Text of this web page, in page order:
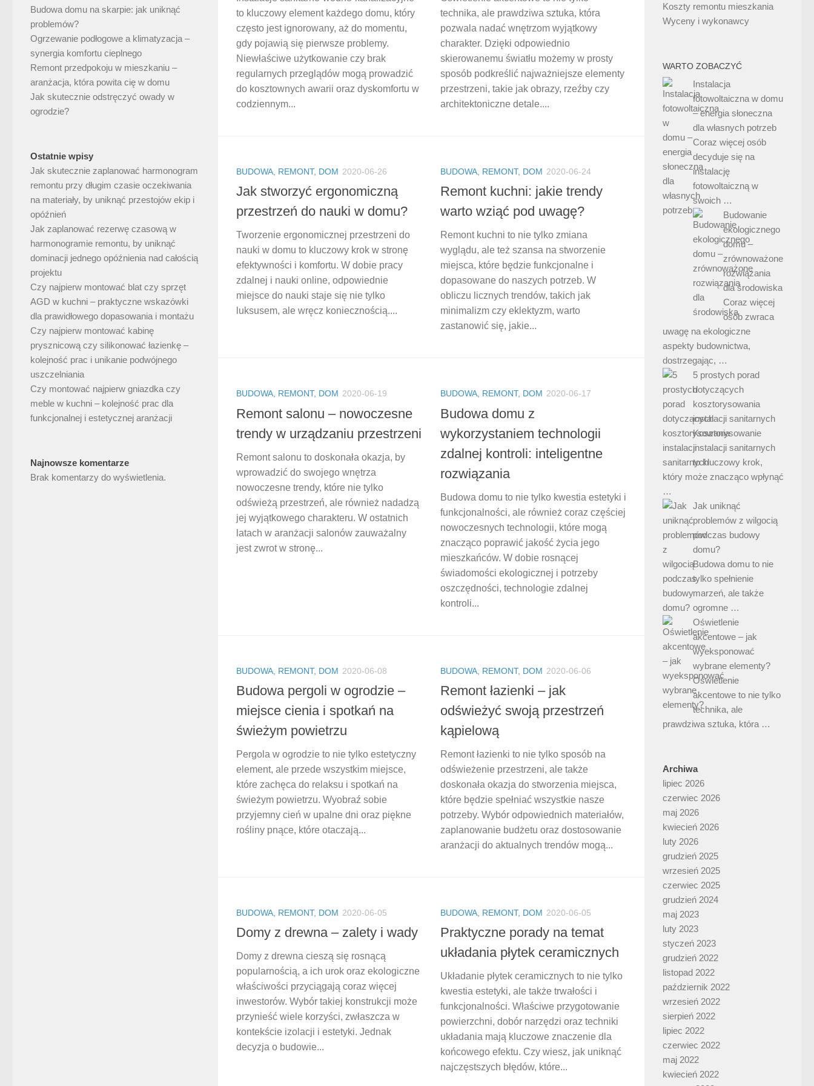
to kluczowy element każdego domu, który
często jest ignorowany, aż do momentu,
gdy pojawią się pierwsze problemy.
Niewłaściwe użytkowanie czy brak
regularnych przeglądów mogą prowadzić
do kosztownych awarii oraz dyskomfortu w
codziennym...
technika, ale prawdziwa sztuka, która
pozwala nadać wnętrzom wyjątkowy
charakter. Dzięki odpowiednio
skierowanemu światłu możemy w prosty
sposób podkreślić najważniejsze elementy
przestrzeni, takie jak obrazy, rzeźby czy
architektoniczne detale....
BUDOWA, REMONT, DOM 2020-06-26
Jak stworzyć ergonomiczną
przestrzeń do nauki w domu?
Tworzenie ergonomicznej przestrzeni do
nauki w domu to kluczowy krok w stronę
efektywności i komfortu. W dobie pracy
zdalnej i nauki online, odpowiednie
miejsce do nauki staje się nie tylko
luksusem, ale wręcz koniecznością....
BUDOWA, REMONT, DOM 2020-06-24
Remont kuchni: jakie trendy
warto wziąć pod uwagę?
Remont kuchni to nie tylko zmiana
wyglądu, ale też szansa na stworzenie
miejsca, które będzie funkcjonalne i
dopasowane do naszych potrzeb. W
obliczu licznych trendów, takich jak
minimalizm czy eklektyzm, warto
zastanowić się, jakie...
BUDOWA, REMONT, DOM 2020-06-19
Remont salonu – nowoczesne
trendy w urządzaniu przestrzeni
Remont salonu to doskonała okazja, by
wprowadzić do swojego wnętrza
nowoczesne trendy, które nie tylko
odświeżą przestrzeń, ale również nadadzą
jej wyjątkowego charakteru. W ostatnich
latach w aranżacji salonów zauważalny
jest zwrot w stronę...
BUDOWA, REMONT, DOM 2020-06-17
Budowa domu z
wykorzystaniem technologii
zdalnej kontroli: inteligentne
rozwiązania
Budowa domu to nie tylko kwestia estetyki i
funkcjonalności, ale również coraz częściej
nowoczesnych technologii, które mogą
znacząco poprawić jakość życia jego
mieszkańców. W dobie rosnącej
świadomości ekologicznej i potrzeby
oszczędności, technologie zdalnej
kontroli...
BUDOWA, REMONT, DOM 2020-06-08
Budowa pergoli w ogrodzie –
miejsce cienia i spotkań na
świeżym powietrzu
Pergola w ogrodzie to nie tylko estetyczny
element, ale przede wszystkim miejsce,
które zachęca do relaksu i spotkań na
świeżym powietrzu. Wyobraź sobie
przyjemny cień w upalne dni oraz piękne
rośliny pnące, które otaczają...
BUDOWA, REMONT, DOM 2020-06-06
Remont łazienki – jak
odświeżyć swoją przestrzeń
kąpielową
Remont łazienki to nie tylko sposób na
odświeżenie przestrzeni, ale także
doskonała okazja do stworzenia miejsca,
które będzie spełniać wszystkie nasze
potrzeby. Wybór odpowiednich materiałów,
zaplanowanie budżetu oraz dostosowanie
aranżacji do aktualnych trendów mogą...
BUDOWA, REMONT, DOM 2020-06-05
Domy z drewna – zalety i wady
Domy z drewna cieszą się rosnącą
popularnością, a ich urok oraz ekologiczne
właściwości przyciągają coraz więcej
inwestorów. Wybór takiej konstrukcji może
przynieść wiele korzyści, zwłaszcza w
kontekście izolacji i estetyki. Jednak
decyzja o budowie...
BUDOWA, REMONT, DOM 2020-06-05
Praktyczne porady na temat
układania płytek ceramicznych
Układanie płytek ceramicznych to nie tylko
kwestia estetyki, ale także trwałości i
funkcjonalności. Właściwe przygotowanie
powierzchni, dobór narzędzi oraz techniki
układania mają kluczowe znaczenie dla
końcowego efektu. Czy wiesz, jak uniknąć
najczęstszych błędów, które...
Budowa domu na skarpie: jak uniknąć
problemów?
Ogrzewanie podłogowe a klimatyzacja –
synergia komfortu cieplnego
Remont przedpokoju w mieszkaniu –
aranżacja, która powita cię w domu
Jak skutecznie odstręczyć owady w
ogrodzie?
Ostatnie wpisy
Jak skutecznie zaplanować harmonogram
remontu przy długim czasie oczekiwania
na materiały, by uniknąć przestojów ekip i
opóźnień
Jak zaplanować rezerwę czasową w
harmonogramie remontu, by uniknąć
dominacji jednego opóźnienia nad całością
projektu
Czy najpierw montować blat czy sprzęt
AGD w kuchni – praktyczne wskazówki
dla prawidłowego dopasowania i montażu
Czy najpierw montować kabinę
prysznicową czy silikonować łazienkę –
kolejność prac i unikanie podwójnego
uszczelniania
Czy montować najpierw gniazdka czy
meble w kuchni – kolejność prac dla
funkcjonalnej i estetycznej aranżacji
Najnowsze komentarze
Brak komentarzy do wyświetlenia.
Koszty remontu mieszkania
Wyceny i wykonawcy
WARTO ZOBACZYĆ
Instalacja
fotowoltaiczna w domu
– energia słoneczna
dla własnych potrzeb
Coraz więcej osób
decyduje się na
instalację
fotowoltaiczną w
swoich …
Budowanie
ekologicznego
domu –
zrównoważone
rozwiązania
dla środowiska
Coraz więcej
osób zwraca
uwagę na ekologiczne
aspekty budownictwa,
dostrzegając, …
5 prostych porad
dotyczących
kosztorysowania
instalacji sanitarnych
Kosztorysowanie
instalacji sanitarnych
to kluczowy krok,
który może znacząco wpłynąć
…
Jak uniknąć
problemów z wilgocią
podczas budowy
domu?
Budowa domu to nie
tylko spełnienie
marzeń, ale także
ogromne …
Oświetlenie
akcentowe – jak
wyeksponować
wybrane elementy?
Oświetlenie
akcentowe to nie tylko
technika, ale
prawdziwa sztuka, która …
Archiwa
lipiec 2026
czerwiec 2026
maj 2026
kwiecień 2026
luty 2026
grudzień 2025
wrzesień 2025
czerwiec 2025
grudzień 2024
maj 2023
luty 2023
styczeń 2023
grudzień 2022
listopad 2022
październik 2022
wrzesień 2022
sierpień 2022
lipiec 2022
czerwiec 2022
maj 2022
kwiecień 2022